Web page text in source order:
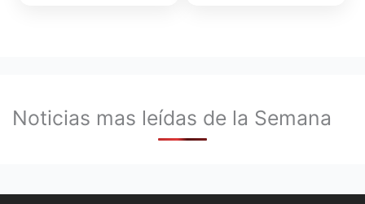
Noticias mas leídas de la Semana